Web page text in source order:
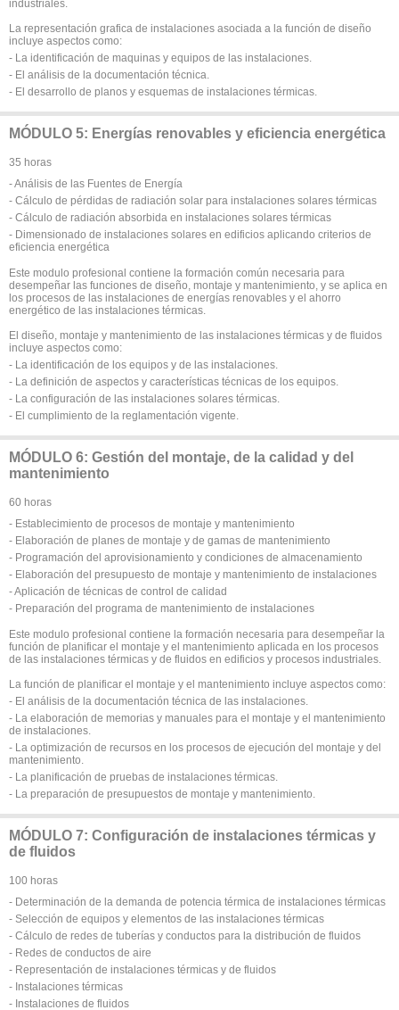
industriales.
La representación grafica de instalaciones asociada a la función de diseño
incluye aspectos como:
- La identificación de maquinas y equipos de las instalaciones.
- El análisis de la documentación técnica.
- El desarrollo de planos y esquemas de instalaciones térmicas.
MÓDULO 5: Energías renovables y eficiencia energética
35 horas
- Análisis de las Fuentes de Energía
- Cálculo de pérdidas de radiación solar para instalaciones solares térmicas
- Cálculo de radiación absorbida en instalaciones solares térmicas
- Dimensionado de instalaciones solares en edificios aplicando criterios de
eficiencia energética
Este modulo profesional contiene la formación común necesaria para
desempeñar las funciones de diseño, montaje y mantenimiento, y se aplica en
los procesos de las instalaciones de energías renovables y el ahorro
energético de las instalaciones térmicas.
El diseño, montaje y mantenimiento de las instalaciones térmicas y de fluidos
incluye aspectos como:
- La identificación de los equipos y de las instalaciones.
- La definición de aspectos y características técnicas de los equipos.
- La configuración de las instalaciones solares térmicas.
- El cumplimiento de la reglamentación vigente.
MÓDULO 6: Gestión del montaje, de la calidad y del
mantenimiento
60 horas
- Establecimiento de procesos de montaje y mantenimiento
- Elaboración de planes de montaje y de gamas de mantenimiento
- Programación del aprovisionamiento y condiciones de almacenamiento
- Elaboración del presupuesto de montaje y mantenimiento de instalaciones
- Aplicación de técnicas de control de calidad
- Preparación del programa de mantenimiento de instalaciones
Este modulo profesional contiene la formación necesaria para desempeñar la
función de planificar el montaje y el mantenimiento aplicada en los procesos
de las instalaciones térmicas y de fluidos en edificios y procesos industriales.
La función de planificar el montaje y el mantenimiento incluye aspectos como:
- El análisis de la documentación técnica de las instalaciones.
- La elaboración de memorias y manuales para el montaje y el mantenimiento
de instalaciones.
- La optimización de recursos en los procesos de ejecución del montaje y del
mantenimiento.
- La planificación de pruebas de instalaciones térmicas.
- La preparación de presupuestos de montaje y mantenimiento.
MÓDULO 7: Configuración de instalaciones térmicas y
de fluidos
100 horas
- Determinación de la demanda de potencia térmica de instalaciones térmicas
- Selección de equipos y elementos de las instalaciones térmicas
- Cálculo de redes de tuberías y conductos para la distribución de fluidos
- Redes de conductos de aire
- Representación de instalaciones térmicas y de fluidos
- Instalaciones térmicas
- Instalaciones de fluidos